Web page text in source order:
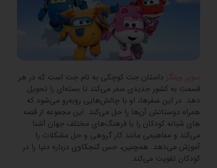
سوپر وینگز داستان جت کوچکی به نام جت است که در هر
قسمت به کشور جدیدی سفر می‌کند تا بسته‌ای را تحویل
دهد. در این سفرها، او با چالش‌هایی روبه‌رو می‌شود که
همراه دوستانش آن‌ها را حل می‌کند. این مجموعه از قصه
های شبانه کودکان را با فرهنگ‌های مختلف جهان آشنا
می‌کند و مفاهیمی مانند کار گروهی و حل مشکلات را
آموزش می‌دهد. همچنین، حس کنجکاوی درباره دنیا را در
کودکان تقویت می‌کند.